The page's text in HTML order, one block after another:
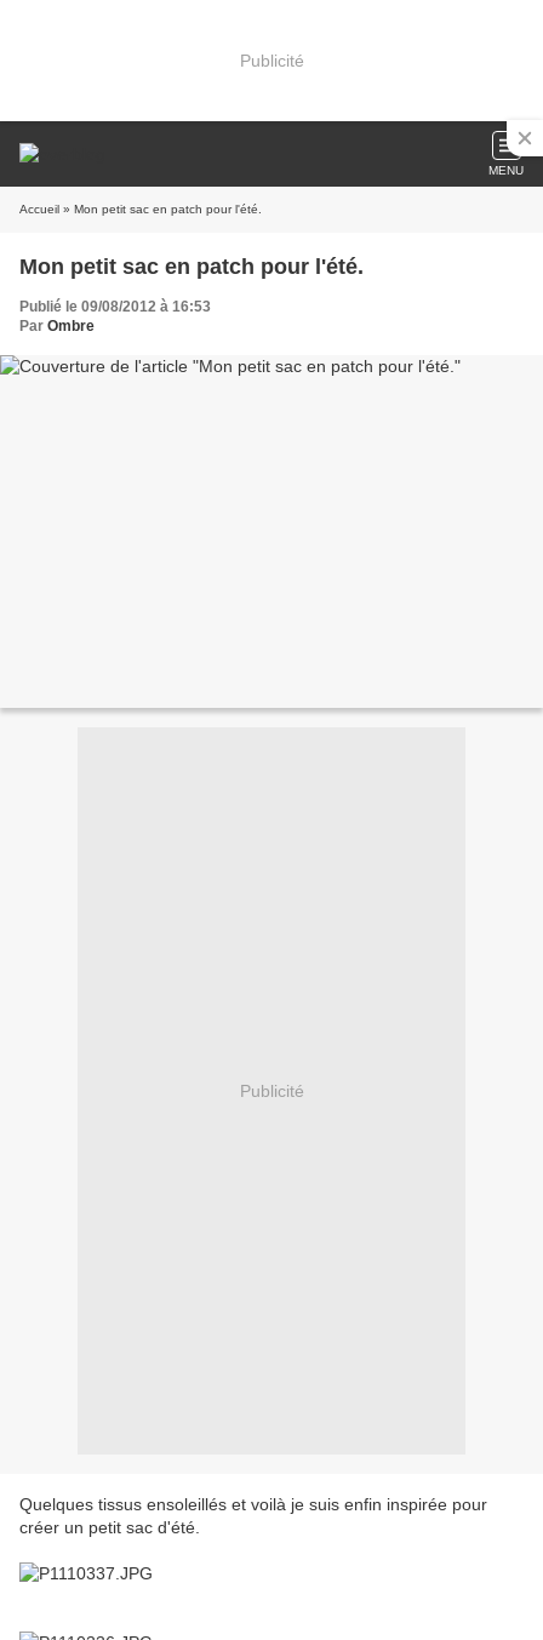
Publicité
MENU
Accueil » Mon petit sac en patch pour l'été.
Mon petit sac en patch pour l'été.
Publié le 09/08/2012 à 16:53
Par Ombre
Publicité
Quelques tissus ensoleillés et voilà je suis enfin inspirée pour
créer un petit sac d'été.